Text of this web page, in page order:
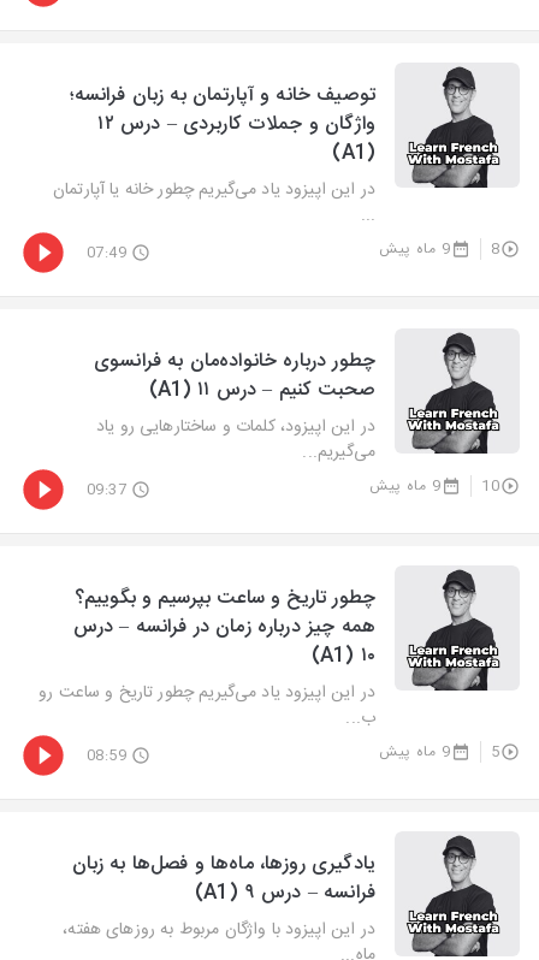
توصیف خانه و آپارتمان به زبان فرانسه؛
واژگان و جملات کاربردی – درس ۱۲
(A1)
در این اپیزود یاد می‌گیریم چطور خانه یا آپارتمان
...
8 9 ماه پیش 07:49
چطور درباره خانواده‌مان به فرانسوی
صحبت کنیم – درس ۱۱ (A1)
در این اپیزود، کلمات و ساختارهایی رو یاد
می‌گیریم...
10 9 ماه پیش 09:37
چطور تاریخ و ساعت بپرسیم و بگوییم؟
همه چیز درباره زمان در فرانسه – درس
۱۰ (A1)
در این اپیزود یاد می‌گیریم چطور تاریخ و ساعت رو
ب...
5 9 ماه پیش 08:59
یادگیری روزها، ماه‌ها و فصل‌ها به زبان
فرانسه – درس ۹ (A1)
در این اپیزود با واژگان مربوط به روزهای هفته،